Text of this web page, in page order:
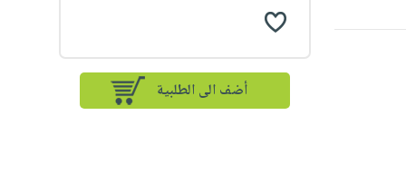
أضف الى الطلبية